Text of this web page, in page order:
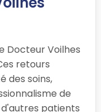
Docteur Voilhes
retours
des soins,
de
patients